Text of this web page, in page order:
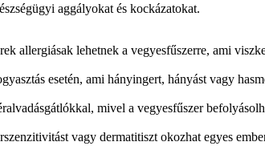
aggályokat és kockázatokat.
allergiásak lehetnek a vegyesfűszerre, ami
esetén, ami hányingert, hányást vagy
mivel a vegyesfűszer
vagy dermatitiszt okozhat egyes